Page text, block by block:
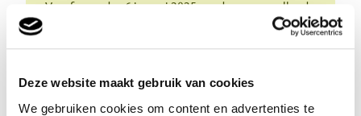
Deze website maakt gebruik van cookies
We gebruiken cookies om content en advertenties te
Vanaf maandag 6 januari 2025 worden er aanvullende
importcontroles uitgevoerd om nieuwe uitbraken
flaccumfaciens (Cff) te voorkomen.